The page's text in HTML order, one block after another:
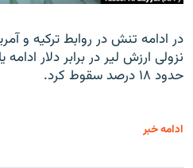
در ادامه تنش در روابط ترکیه و
نزولی ارزش لیر در برابر دلار
حدود ۱۸ درصد سقوط کرد.
ادامه خبر